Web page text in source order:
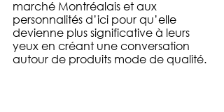
marché Montréalais et aux
personnalités d’ici pour qu’elle
devienne plus significative à leurs
yeux en créant une conversation
autour de produits mode de qualité.